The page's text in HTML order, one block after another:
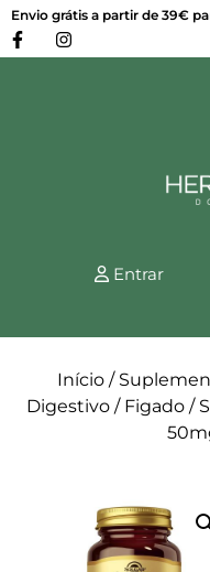
Envio grátis a partir de 39€
Entrar
Início /
Digestivo / Figado /